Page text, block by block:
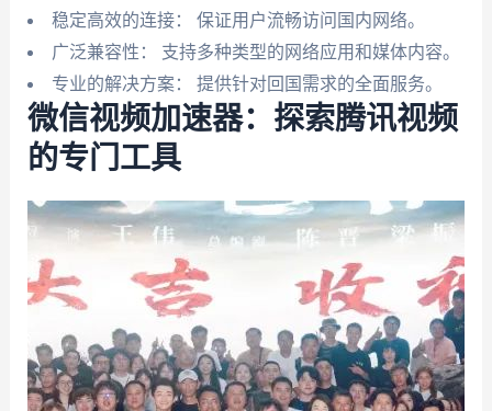
稳定高效的连接： 保证用户流畅访问国内网络。
广泛兼容性： 支持多种类型的网络应用和媒体内容。
专业的解决方案： 提供针对回国需求的全面服务。
微信视频加速器：探索腾讯视频
的专门工具